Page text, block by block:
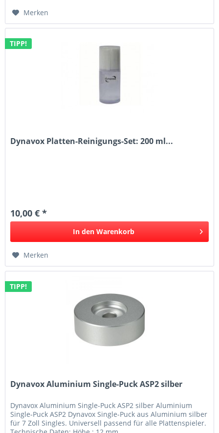
Merken
TIPP!
Dynavox Platten-Reinigungs-Set: 200 ml...
10,00 € *
In den Warenkorb
Merken
TIPP!
Dynavox Aluminium Single-Puck ASP2 silber
Dynavox Aluminium Single-Puck ASP2 silber Aluminium
Single-Puck ASP2 Dynavox Single-Puck aus Aluminium silber
für 7 Zoll Singles. Universell passend für alle Plattenspieler.